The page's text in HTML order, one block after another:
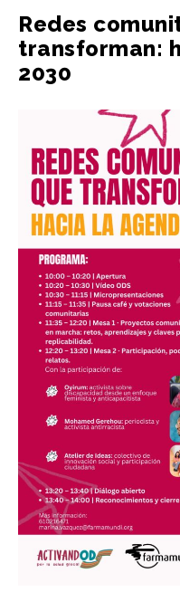
Redes
transforman:
2030